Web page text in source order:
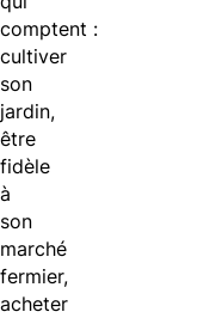
comptent :
cultiver
son
jardin,
être
fidèle
à
son
marché
fermier,
acheter